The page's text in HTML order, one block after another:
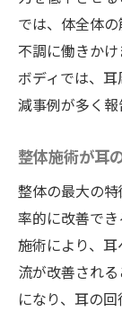
では、体全体
不調に働きか
ボディでは、
減事例が多く報
整体施術が耳
整体の最大の
率的に改善で
施術により、
流が改善され
になり、耳の